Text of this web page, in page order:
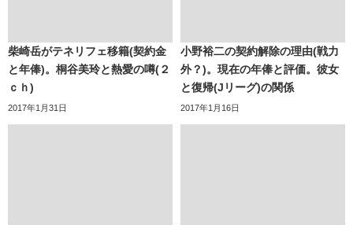
柴崎岳がテネリフェ移籍(契約金
と年俸)。桐谷美玲と熱愛の噂(２
ｃｈ)
2017年1月31日
小野裕二の契約解除の理由(戦力
外？)。現在の年俸と評価。彼女
と復帰(Jリーグ)の関係
2017年1月16日